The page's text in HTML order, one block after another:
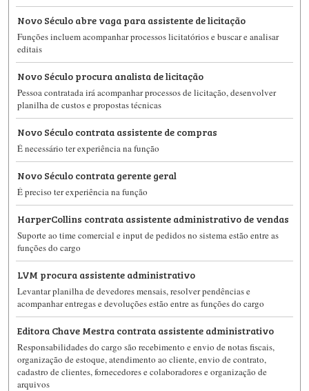
Novo Século abre vaga para assistente de licitação
Funções incluem acompanhar processos licitatórios e buscar e analisar
editais
Novo Século procura analista de licitação
Pessoa contratada irá acompanhar processos de licitação, desenvolver
planilha de custos e propostas técnicas
Novo Século contrata assistente de compras
É necessário ter experiência na função
Novo Século contrata gerente geral
É preciso ter experiência na função
HarperCollins contrata assistente administrativo de vendas
Suporte ao time comercial e input de pedidos no sistema estão entre as
funções do cargo
LVM procura assistente administrativo
Levantar planilha de devedores mensais, resolver pendências e
acompanhar entregas e devoluções estão entre as funções do cargo
Editora Chave Mestra contrata assistente administrativo
Responsabilidades do cargo são recebimento e envio de notas fiscais,
organização de estoque, atendimento ao cliente, envio de contrato,
cadastro de clientes, fornecedores e colaboradores e organização de
arquivos